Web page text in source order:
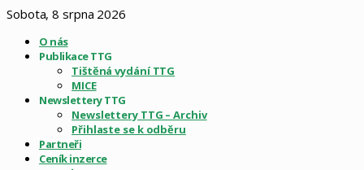
Sobota, 8 srpna 2026
O nás
Publikace TTG
Tištěná vydání TTG
MICE
Newslettery TTG
Newslettery TTG – Archiv
Přihlaste se k odběru
Partneři
Ceník inzerce